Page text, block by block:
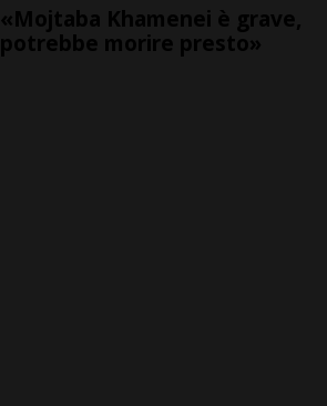
«Mojtaba Khamenei è grave,
potrebbe morire presto»